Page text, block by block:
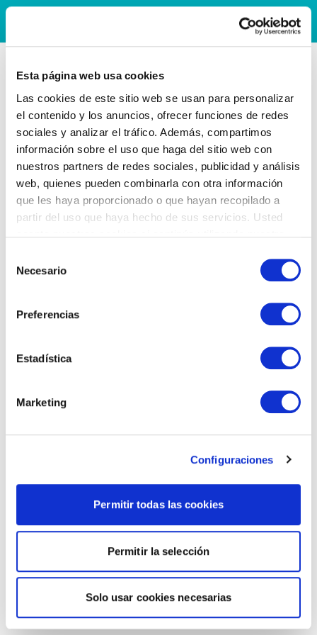
Esta página web usa cookies
Las cookies de este sitio web se usan para personalizar
el contenido y los anuncios, ofrecer funciones de redes
sociales y analizar el tráfico. Además, compartimos
información sobre el uso que haga del sitio web con
nuestros partners de redes sociales, publicidad y análisis
web, quienes pueden combinarla con otra información
que les haya proporcionado o que hayan recopilado a
partir del uso que haya hecho de sus servicios. Usted
Necesario
Preferencias
Estadística
Marketing
Configuraciones
Permitir todas las cookies
Permitir la selección
Solo usar cookies necesarias